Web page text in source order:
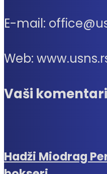
E-mail:
Web:
Vaši komentari
Hadži Miodrag